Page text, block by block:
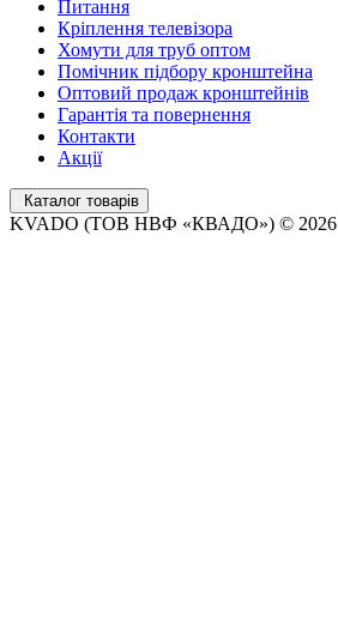
Питання
Кріплення телевізора
Хомути для труб оптом
Помічник підбору кронштейна
Оптовий продаж кронштейнів
Гарантія та повернення
Контакти
Акції
Каталог товарів
KVADO (ТОВ НВФ «КВАДО») © 2026